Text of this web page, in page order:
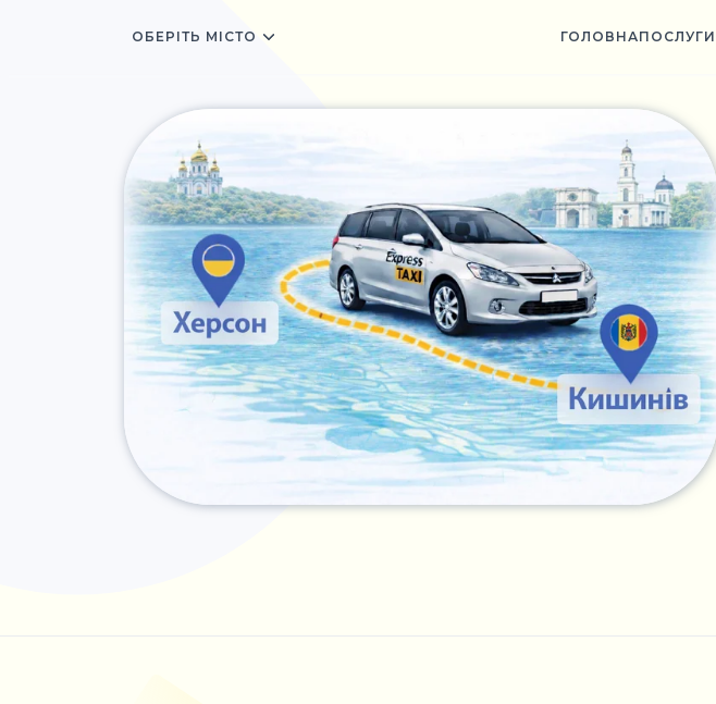
ОБЕРІТЬ МІСТО ГОЛОВНАПОСЛУГИ